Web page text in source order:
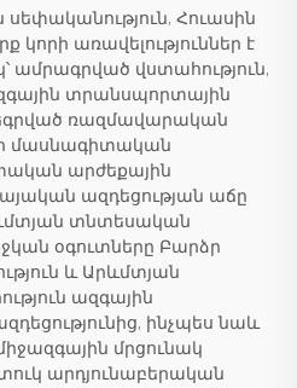
Հուասին
կորի առավելություններ է
ամրագրված վստահություն,
տրանսպորտային
ռազմավարական
մասնագիտական
արժեքային
ազդեցության աճը
տնտեսական
օգուտները Բարձր
և Արևմտյան
ազգային
ինչպես նաև
մրցունակ
արդյունաբերական